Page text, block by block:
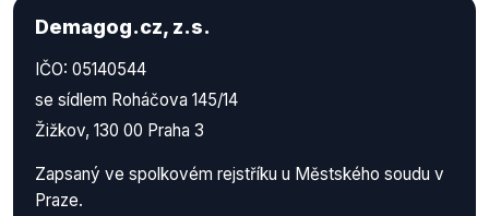
Demagog.cz, z.s.
IČO: 05140544
se sídlem Roháčova 145/14
Žižkov, 130 00 Praha 3
Zapsaný ve spolkovém rejstříku u Městského soudu v
Praze.